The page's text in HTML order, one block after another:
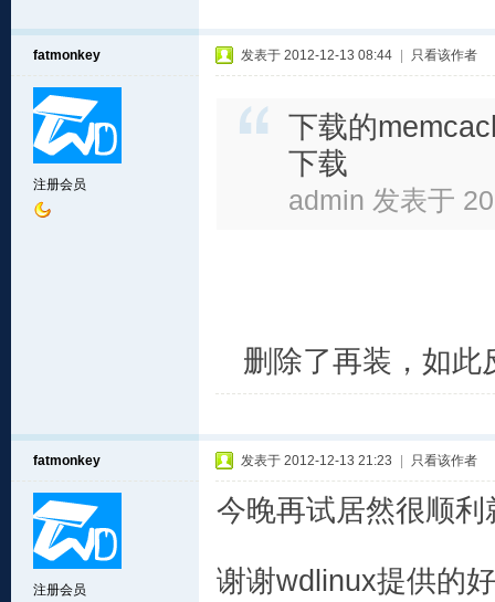
fatmonkey
注册会员
发表于 2012-12-13 08:44 只看该作者
下载的
下载
admin 发表于
删除了再装，如此
fatmonkey
注册会员
发表于 2012-12-13 21:23 只看该作者
今晚再试居然很顺
谢谢wdlinux提供的